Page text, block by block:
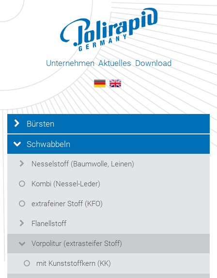
Unternehmen Aktuelles Download
Bürsten
Schwabbeln
Nesselstoff (Baumwolle, Leinen)
Kombi (Nessel-Leder)
extrafeiner Stoff (KFO)
Flanellstoff
Vorpolitur (extrasteifer Stoff)
mit Kunststoffkern (KK)